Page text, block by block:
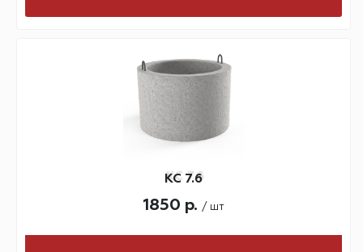
КС 7.6
1850 р. / шт